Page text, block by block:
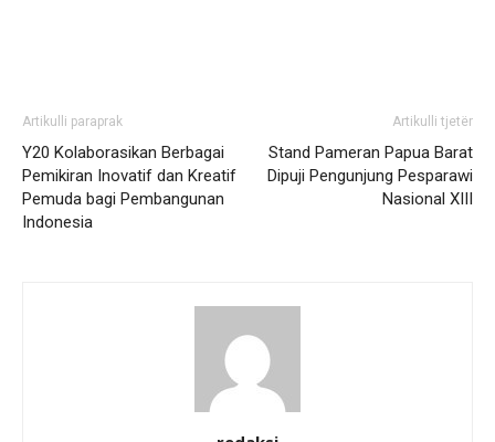
Artikulli paraprak
Y20 Kolaborasikan Berbagai
Pemikiran Inovatif dan Kreatif
Pemuda bagi Pembangunan
Indonesia
Artikulli tjetër
Stand Pameran Papua Barat
Dipuji Pengunjung Pesparawi
Nasional XIII